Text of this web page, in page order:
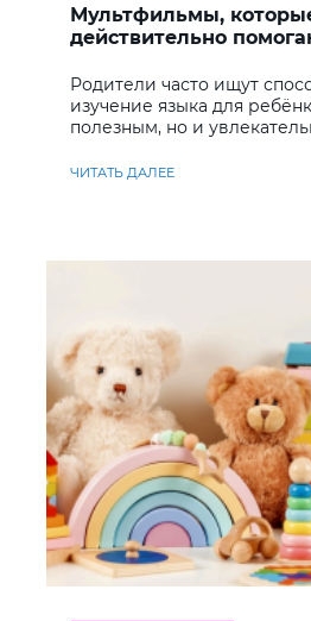
Мультфильмы,
действительно
Родители часто ищут
изучение языка для
полезным, но и
ЧИТАТЬ ДАЛЕЕ